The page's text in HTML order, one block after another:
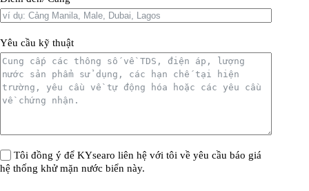
Yêu cầu kỹ thuật
Tôi đồng ý để KYsearo liên hệ với tôi về yêu cầu báo giá
hệ thống khử mặn nước biển này.